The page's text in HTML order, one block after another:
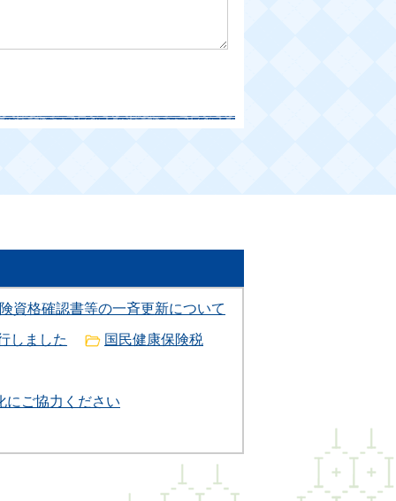
資格確認書等の一斉更新について
しました 国民健康保険税
にご協力ください